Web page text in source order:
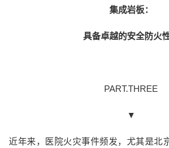
集成岩板：
具备卓越的安全防火
PART.THREE
▼
近年来，医院火灾事件频发，尤其是北